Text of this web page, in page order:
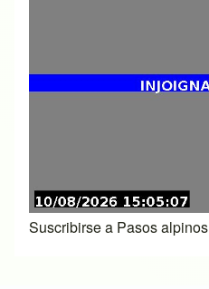
Suscribirse a Pasos alpinos